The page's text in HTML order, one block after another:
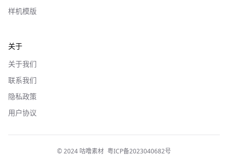
样机模版
关于
关于我们
联系我们
隐私政策
用户协议
© 2024 咕噜素材 粤ICP备2023040682号